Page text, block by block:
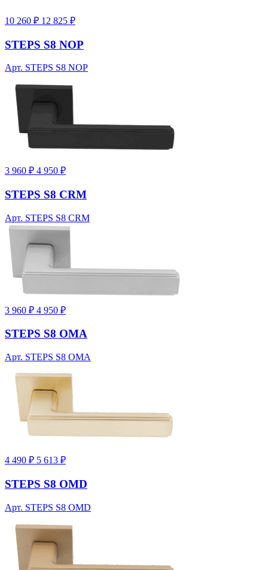
10 260 ₽ 12 825 ₽
STEPS S8 NOP
Арт. STEPS S8 NOP
3 960 ₽ 4 950 ₽
STEPS S8 CRM
Арт. STEPS S8 CRM
3 960 ₽ 4 950 ₽
STEPS S8 OMA
Арт. STEPS S8 OMA
4 490 ₽ 5 613 ₽
STEPS S8 OMD
Арт. STEPS S8 OMD